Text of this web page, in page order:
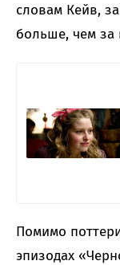
словам Кейв,
больше, чем за
Помимо
эпизодах